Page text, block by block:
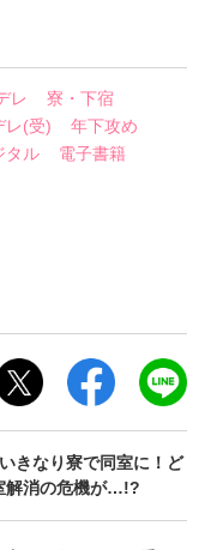
レ
寮・下宿
レ(受)
年下攻め
タル
電子書籍
きなり寮で同室に！ど
解消の危機が…!?